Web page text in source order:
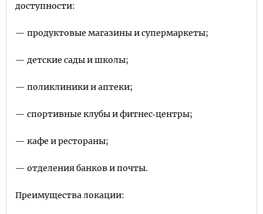
доступности:
— продуктовые магазины и супермаркеты;
— детские сады и школы;
— поликлиники и аптеки;
— спортивные клубы и фитнес‑центры;
— кафе и рестораны;
— отделения банков и почты.
Преимущества локации: